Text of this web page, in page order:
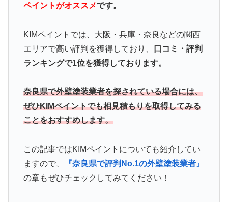
ペイントがオススメです。
KIMペイントでは、大阪・兵庫・奈良などの関西
エリアで高い評判を獲得しており、
口コミ・評判
ランキングで1位を獲得しております。
奈良県で外壁塗装業者を探されている場合には、
ぜひKIMペイントでも相見積もりを取得してみる
ことをおすすめします。
この記事ではKIMペイント についても紹介してい
ますので、
『奈良県で評判No.1の外壁塗装業者』
の章もぜひチェックしてみてください！